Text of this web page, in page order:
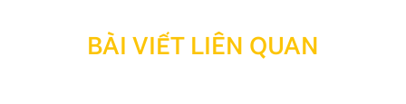
BÀI VIẾT LIÊN QUAN